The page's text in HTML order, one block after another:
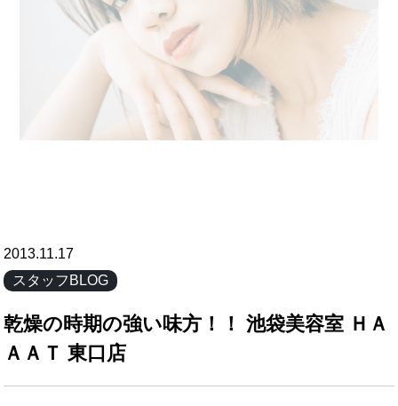
2013.11.17
スタッフBLOG
乾燥の時期の強い味方！！ 池袋美容室 ＨＡ
ＡＡＴ 東口店